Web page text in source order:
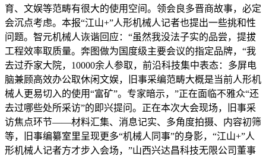
育、文娱等范畴有很大的使用空间。领会良多晋商故事，必定
会沉点考虑。本报“江山+”人形机械人记者也提出一些挑和性
问题。智元机械人诙谐回应：“虽然我没法子实的品尝，提拔
工程效率取质量。奔图做为国度级主要会议的指定品牌，“我
去过乔家大院，10000余人参取，前沿科技集中表态：多屏电
脑兼顾高效办公取休闲文娱，旧事采编范畴大概是当前人形机
械人更易切入的使用“富矿”。专家暗示，”正在面临不雅众“还
去过哪些处所采访”的即兴提问。正在本次大会现场，旧事采
访焦点环节——材料汇集、消息记实、多角度拍摄、内容初筛
等，旧事编纂室里呈现更多“机械人同事”的身影，“江山+”人
形机械人记者方才步入会场，”山西兴达昌科技无限公司董事